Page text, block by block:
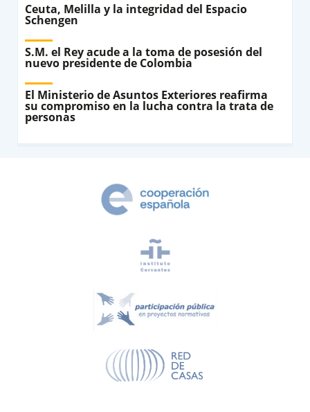
Ceuta, Melilla y la integridad del Espacio
Schengen
S.M. el Rey acude a la toma de posesión del
nuevo presidente de Colombia
El Ministerio de Asuntos Exteriores reafirma
su compromiso en la lucha contra la trata de
personas